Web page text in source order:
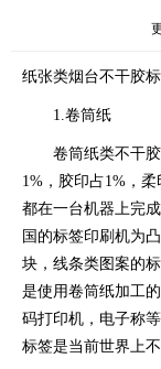
纸张类烟台不干胶
1.卷筒纸
卷筒纸类不干胶
1%，胶印占1%，
都在一台机器上完
国的标签印刷机为
块，线条类图案的
是使用卷筒纸加工
码打印机，电子称
标签是当前世界上